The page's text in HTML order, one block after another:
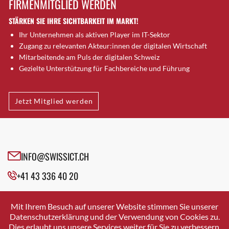
Brugg AG
Brütten
Bubendorf
Bubikon
Buchs (SG)
Bäretswil
Bülach
Cazis
Crissier
Davos Platz
Dierikon
Dietikon
FIRMENMITGLIED WERDEN
STÄRKEN SIE IHRE SICHTBARKEIT IM MARKT!
Ihr Unternehmen als aktiven Player im IT-Sektor
Zugang zu relevanten Akteur:innen der digitalen Wirtschaft
Mitarbeitende am Puls der digitalen Schweiz
Gezielte Unterstützung für Fachbereiche und Führung
Jetzt Mitglied werden
INFO@SWISSICT.CH
+41 43 336 40 20
SWISSICT
VULKANSTRASSE 120
8048 ZURICH
Mit Ihrem Besuch auf unserer Website stimmen Sie unserer
Datenschutzerklärung und der Verwendung von Cookies zu.
Dies erlaubt uns unsere Services weiter für Sie zu verbessern.